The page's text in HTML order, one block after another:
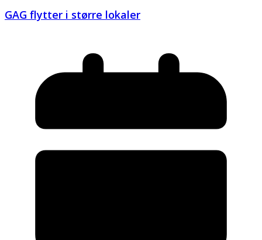
GAG flytter i større lokaler